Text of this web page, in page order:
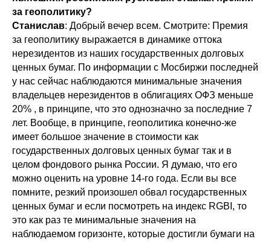
за геополитику?
Станислав: Добрый вечер всем. Смотрите: Премия
за геополитику выражается в динамике оттока
нерезидентов из наших государственных долговых
ценных бумаг. По информации с Мосбиржи последней
у нас сейчас наблюдаются минимальные значения
владельцев нерезидентов в облигациях ОФЗ меньше
20% , в принципе, что это однозначно за последние 7
лет. Вообще, в принципе, геополитика конечно-же
имеет большое значение в стоимости как
государственных долговых ценных бумаг так и в
целом фондового рынка России. Я думаю, что его
можно оценить на уровне 14-го года. Если вы все
помните, резкий произошел обвал государственных
ценных бумаг и если посмотреть на индекс RGBI, то
это как раз те минимальные значения на
наблюдаемом горизонте, которые достигли бумаги на